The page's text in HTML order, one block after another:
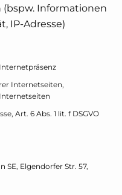
Informationen
IP-Adresse)
Internetseiten,
Art. 6 Abs. 1 lit. f DSGVO
SE, Elgendorfer Str. 57,